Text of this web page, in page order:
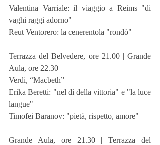
Valentina Varriale: il viaggio a Reims "di
vaghi raggi adorno"
Reut Ventorero: la cenerentola "rondò"
Terrazza del Belvedere, ore 21.00 | Grande
Aula, ore 22.30
Verdi, “Macbeth”
Erika Beretti: "nel dì della vittoria" e "la luce
langue"
Timofei Baranov: "pietà, rispetto, amore"
Grande Aula, ore 21.30 | Terrazza del